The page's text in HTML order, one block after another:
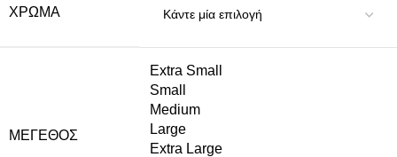
ΧΡΏΜΑ
ΜΈΓΕΘΟΣ
Extra Small
Small
Medium
Large
Extra Large